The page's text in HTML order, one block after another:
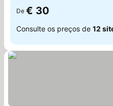
De € 30
Consulte os preços de 12